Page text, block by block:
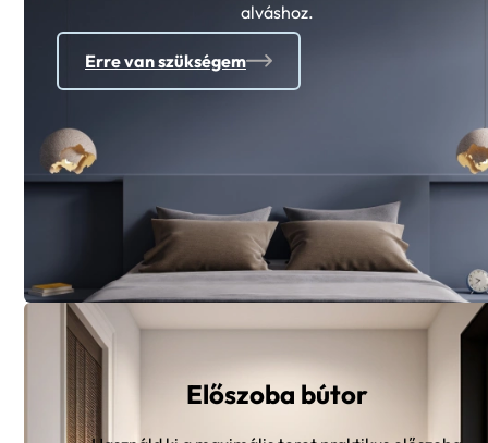
alváshoz.
Erre van szükségem
Előszoba bútor